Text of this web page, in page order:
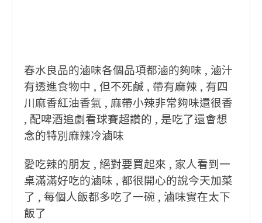
春水良品的滷味各個品項都滷的夠味 , 滷汁
有透進食物中 , 但不死鹹 , 帶有麻辣 , 有四
川麻香紅油香氣 , 麻帶小辣非常夠味還很香
, 配啤酒追劇看球賽超讚的 , 是吃了還會想
念的特別麻辣冷滷味
愛吃辣的朋友 , 絕對要買起來 , 家人看到一
桌滿滿好吃的滷味 , 都很開心的說今天加菜
了 , 每個人飯都多吃了一碗 , 滷味實在太下
飯了